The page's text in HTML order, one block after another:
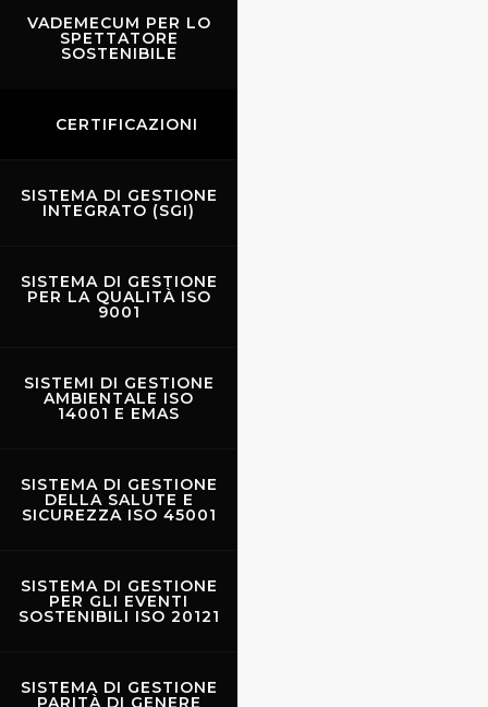
VADEMECUM PER LO
SPETTATORE
SOSTENIBILE
CERTIFICAZIONI
SISTEMA DI GESTIONE
INTEGRATO (SGI)
SISTEMA DI GESTIONE
PER LA QUALITÀ ISO
9001
SISTEMI DI GESTIONE
AMBIENTALE ISO
14001 E EMAS
SISTEMA DI GESTIONE
DELLA SALUTE E
SICUREZZA ISO 45001
SISTEMA DI GESTIONE
PER GLI EVENTI
SOSTENIBILI ISO 20121
SISTEMA DI GESTIONE
PARITÀ DI GENERE
Scarperia durante il